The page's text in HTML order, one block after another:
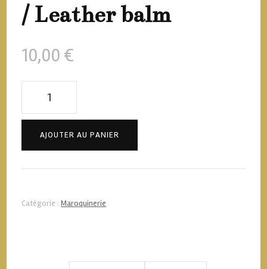
/ Leather balm
10,00 €
quantité
de
Baume
entretien
AJOUTER AU PANIER
Catégorie :Maroquinerie